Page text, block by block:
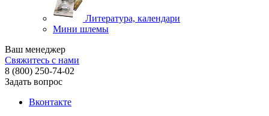
Литература, календари
Мини шлемы
Ваш менеджер
Свяжитесь с нами
8 (800) 250-74-02
Задать вопрос
Вконтакте